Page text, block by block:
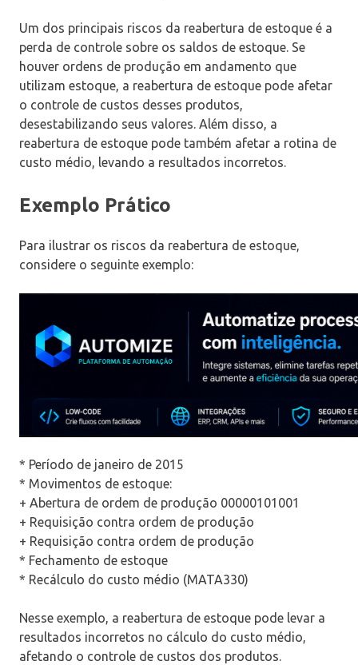
Um dos principais riscos da reabertura de estoque é a
perda de controle sobre os saldos de estoque. Se
houver ordens de produção em andamento que
utilizam estoque, a reabertura de estoque pode afetar
o controle de custos desses produtos,
desestabilizando seus valores. Além disso, a
reabertura de estoque pode também afetar a rotina de
custo médio, levando a resultados incorretos.
Exemplo Prático
Para ilustrar os riscos da reabertura de estoque,
considere o seguinte exemplo:
* Período de janeiro de 2015
* Movimentos de estoque:
+ Abertura de ordem de produção 00000101001
+ Requisição contra ordem de produção
+ Requisição contra ordem de produção
* Fechamento de estoque
* Recálculo do custo médio (MATA330)
Nesse exemplo, a reabertura de estoque pode levar a
resultados incorretos no cálculo do custo médio,
afetando o controle de custos dos produtos.